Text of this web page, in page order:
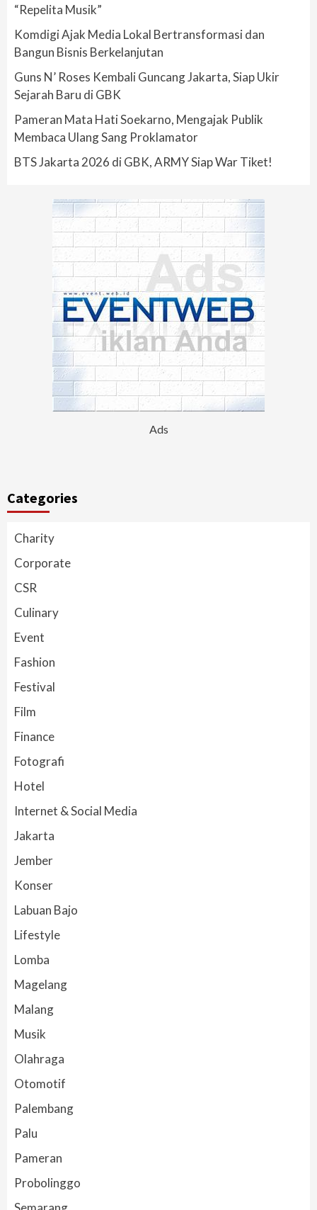
“Repelita Musik”
Komdigi Ajak Media Lokal Bertransformasi dan
Bangun Bisnis Berkelanjutan
Guns N’ Roses Kembali Guncang Jakarta, Siap Ukir
Sejarah Baru di GBK
Pameran Mata Hati Soekarno, Mengajak Publik
Membaca Ulang Sang Proklamator
BTS Jakarta 2026 di GBK, ARMY Siap War Tiket!
Ads
Categories
Charity
Corporate
CSR
Culinary
Event
Fashion
Festival
Film
Finance
Fotografi
Hotel
Internet & Social Media
Jakarta
Jember
Konser
Labuan Bajo
Lifestyle
Lomba
Magelang
Malang
Musik
Olahraga
Otomotif
Palembang
Palu
Pameran
Probolinggo